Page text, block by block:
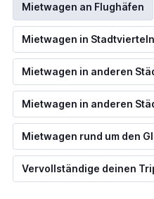
Mietwagen an Flughäfen
Mietwagen in Stadtvierteln
Mietwagen in anderen
Mietwagen in anderen
Mietwagen rund um den
Vervollständige deinen